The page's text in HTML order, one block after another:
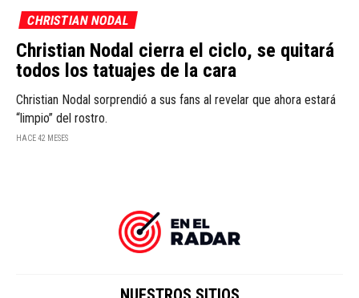
CHRISTIAN NODAL
Christian Nodal cierra el ciclo, se quitará
todos los tatuajes de la cara
Christian Nodal sorprendió a sus fans al revelar que ahora estará
“limpio” del rostro.
HACE 42 MESES